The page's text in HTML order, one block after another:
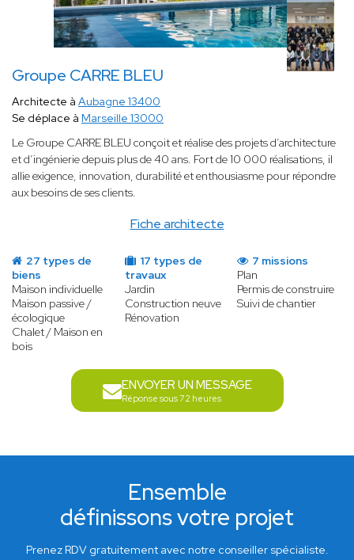
Groupe CARRE BLEU
Fiche architecte
Architecte à Aubagne 13400
Se déplace à Marseille 13000
Le Groupe CARRE BLEU conçoit et réalise des projets d’architecture
et d’ingénierie depuis plus de 40 ans. Fort de 10 000 réalisations, il
allie exigence, innovation, durabilité et enthousiasme pour répondre
aux besoins de ses clients.
27 types de
biens
Maison individuelle
Maison passive /
écologique
Chalet / Maison en
bois
17 types de
travaux
Jardin
Construction neuve
Rénovation
7 missions
Plan
Permis de construire
Suivi de chantier
ENVOYER UN MESSAGE
Réponse sous 72 heures
Ensemble
définissons votre projet
Prenez RDV gratuitement avec notre conseiller spécialiste.